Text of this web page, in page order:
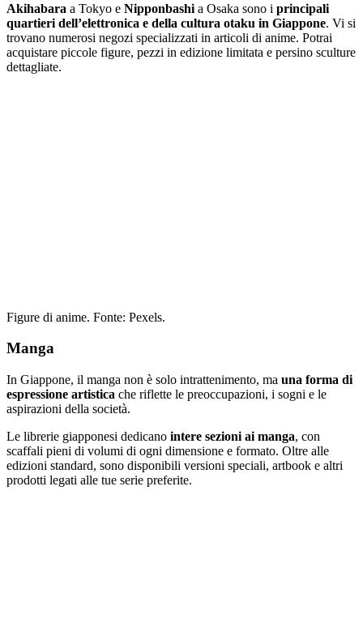
Akihabara a Tokyo e Nipponbashi a Osaka sono i principali
quartieri dell’elettronica e della cultura otaku in Giappone. Vi si
trovano numerosi negozi specializzati in articoli di anime. Potrai
acquistare piccole figure, pezzi in edizione limitata e persino sculture
dettagliate.
Figure di anime. Fonte: Pexels.
Manga
In Giappone, il manga non è solo intrattenimento, ma una forma di
espressione artistica che riflette le preoccupazioni, i sogni e le
aspirazioni della società.
Le librerie giapponesi dedicano intere sezioni ai manga, con
scaffali pieni di volumi di ogni dimensione e formato. Oltre alle
edizioni standard, sono disponibili versioni speciali, artbook e altri
prodotti legati alle tue serie preferite.